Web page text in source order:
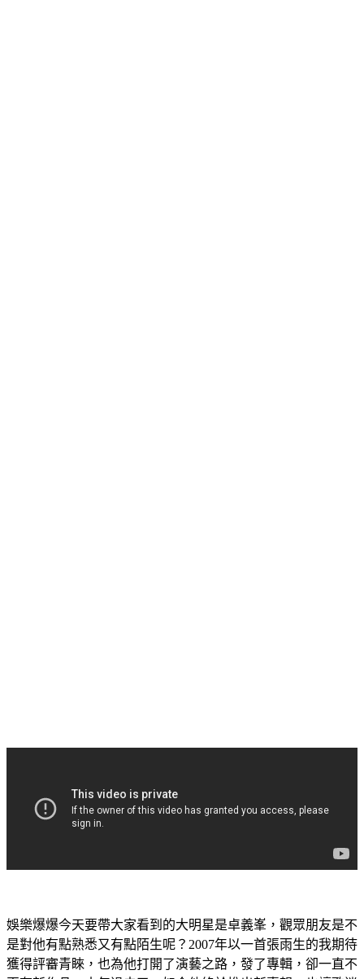
娛樂爆爆今天要帶大家看到的大明星是卓義峯，觀眾朋友是不
是對他有點熟悉又有點陌生呢？2007年以一首張雨生的我期待
獲得評審青睞，也為他打開了演藝之路，發了專輯，卻一直不